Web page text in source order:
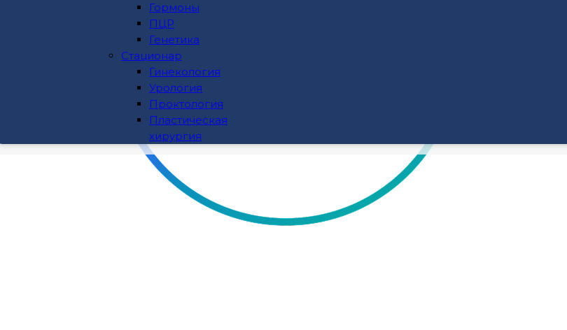
Гормоны
ПЦР
Генетика
Стационар
Гинекология
Урология
Проктология
Пластическая
хирургия
Общие анализы
Биохимия
Гормоны
Генетика
Гинекология
Проктология
Пластическая хирургия
Расписание работы врачей